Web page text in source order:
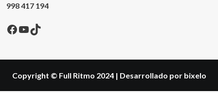
998 417 194
Facebook
YouTube
TikTok
Copyright © Full Ritmo 2024 | Desarrollado por bixelo